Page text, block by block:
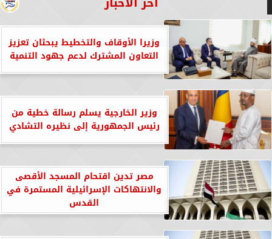
وزيرا الأوقاف والتخطيط يبحثان تعزيز
التعاون المشترك لدعم جهود التنمية
وزير الخارجية يسلم رسالة خطية من
رئيس الجمهورية إلى نظيره التشادي
مصر تدين اقتحام المسجد الأقصى
والانتهاكات الإسرائيلية المستمرة في
القدس